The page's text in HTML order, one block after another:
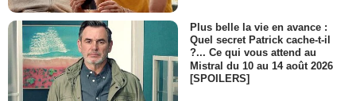
Plus belle la vie en avance :
Quel secret Patrick cache-t-il
?... Ce qui vous attend au
Mistral du 10 au 14 août 2026
[SPOILERS]